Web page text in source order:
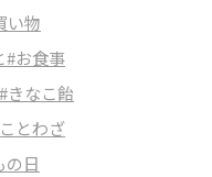
い物
#お食事
#きなこ飴
とわざ
の日